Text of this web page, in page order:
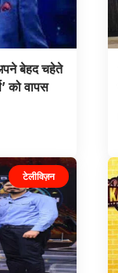
बेहद चहेते
को वापस
टेलीविज़न